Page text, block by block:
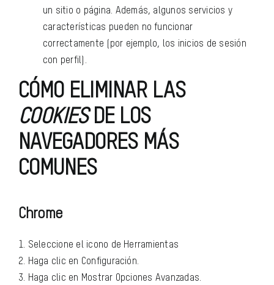
un sitio o página. Además, algunos servicios y
características pueden no funcionar
correctamente (por ejemplo, los inicios de sesión
con perfil).
CÓMO ELIMINAR LAS
COOKIES DE LOS
NAVEGADORES MÁS
COMUNES
Chrome
1. Seleccione el icono de Herramientas
2. Haga clic en Configuración.
3. Haga clic en Mostrar Opciones Avanzadas.